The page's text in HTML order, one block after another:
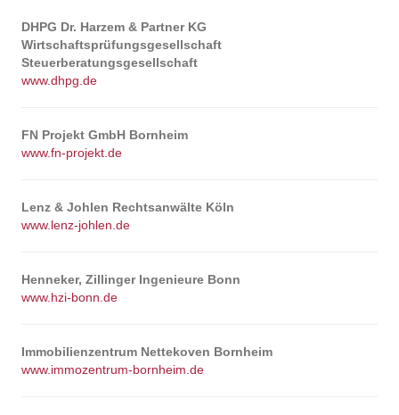
DHPG Dr. Harzem & Partner KG
Wirtschaftsprüfungsgesellschaft
Steuerberatungsgesellschaft
www.dhpg.de
FN Projekt GmbH Bornheim
www.fn-projekt.de
Lenz & Johlen Rechtsanwälte Köln
www.lenz-johlen.de
Henneker, Zillinger Ingenieure Bonn
www.hzi-bonn.de
Immobilienzentrum Nettekoven Bornheim
www.immozentrum-bornheim.de